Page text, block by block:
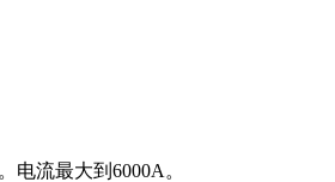
流最大到6000A。